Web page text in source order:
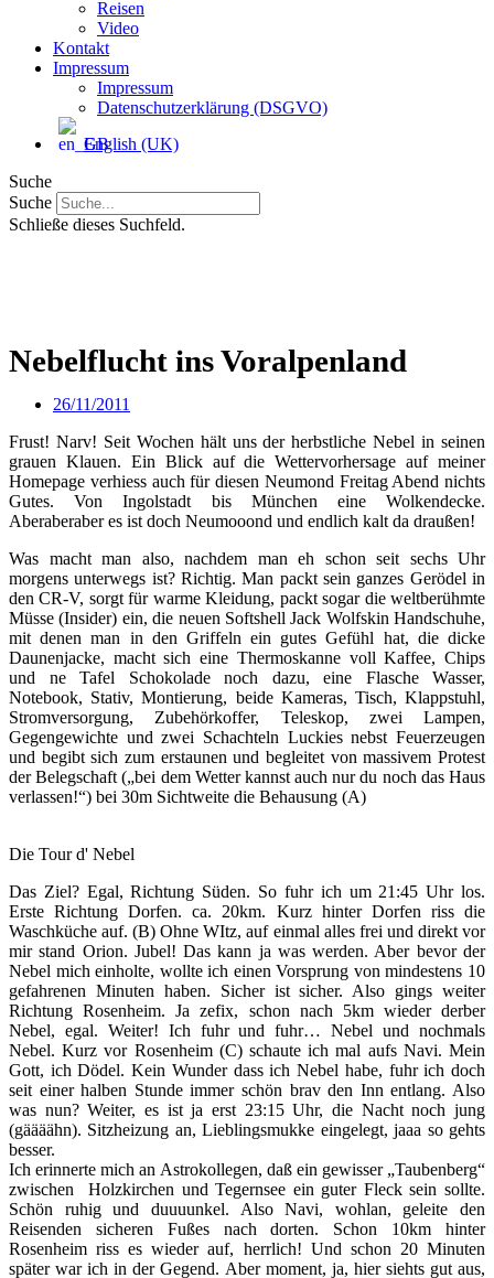
Reisen
Video
Kontakt
Impressum
Impressum
Datenschutzerklärung (DSGVO)
English (UK)
Suche
Suche
Schließe dieses Suchfeld.
Nebelflucht ins Voralpenland
26/11/2011
Frust! Narv! Seit Wochen hält uns der herbstliche Nebel in seinen
grauen Klauen. Ein Blick auf die Wettervorhersage auf meiner
Homepage verhiess auch für diesen Neumond Freitag Abend nichts
Gutes. Von Ingolstadt bis München eine Wolkendecke.
Aberaberaber es ist doch Neumooond und endlich kalt da draußen!
Was macht man also, nachdem man eh schon seit sechs Uhr
morgens unterwegs ist? Richtig. Man packt sein ganzes Gerödel in
den CR-V, sorgt für warme Kleidung, packt sogar die weltberühmte
Müsse (Insider) ein, die neuen Softshell Jack Wolfskin Handschuhe,
mit denen man in den Griffeln ein gutes Gefühl hat, die dicke
Daunenjacke, macht sich eine Thermoskanne voll Kaffee, Chips
und ne Tafel Schokolade noch dazu, eine Flasche Wasser,
Notebook, Stativ, Montierung, beide Kameras, Tisch, Klappstuhl,
Stromversorgung, Zubehörkoffer, Teleskop, zwei Lampen,
Gegengewichte und zwei Schachteln Luckies nebst Feuerzeugen
und begibt sich zum erstaunen und begleitet von massivem Protest
der Belegschaft („bei dem Wetter kannst auch nur du noch das Haus
verlassen!“) bei 30m Sichtweite die Behausung (A)
Die Tour d' Nebel
Das Ziel? Egal, Richtung Süden. So fuhr ich um 21:45 Uhr los.
Erste Richtung Dorfen. ca. 20km. Kurz hinter Dorfen riss die
Waschküche auf. (B) Ohne WItz, auf einmal alles frei und direkt vor
mir stand Orion. Jubel! Das kann ja was werden. Aber bevor der
Nebel mich einholte, wollte ich einen Vorsprung von mindestens 10
gefahrenen Minuten haben. Sicher ist sicher. Also gings weiter
Richtung Rosenheim. Ja zefix, schon nach 5km wieder derber
Nebel, egal. Weiter! Ich fuhr und fuhr… Nebel und nochmals
Nebel. Kurz vor Rosenheim (C) schaute ich mal aufs Navi. Mein
Gott, ich Dödel. Kein Wunder dass ich Nebel habe, fuhr ich doch
seit einer halben Stunde immer schön brav den Inn entlang. Also
was nun? Weiter, es ist ja erst 23:15 Uhr, die Nacht noch jung
(gäääähn). Sitzheizung an, Lieblingsmukke eingelegt, jaaa so gehts
besser.
Ich erinnerte mich an Astrokollegen, daß ein gewisser „Taubenberg“
zwischen Holzkirchen und Tegernsee ein guter Fleck sein sollte.
Schön ruhig und duuuunkel. Also Navi, wohlan, geleite den
Reisenden sicheren Fußes nach dorten. Schon 10km hinter
Rosenheim riss es wieder auf, herrlich! Und schon 20 Minuten
später war ich in der Gegend. Aber moment, ja, hier siehts gut aus,